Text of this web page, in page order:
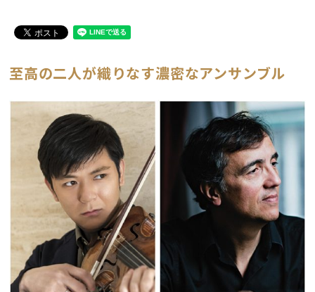
至高の二人が織りなす濃密なアンサンブル